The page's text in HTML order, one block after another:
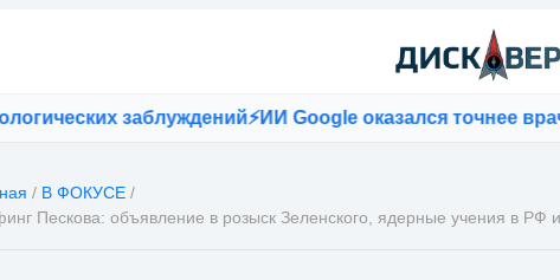
заблуждений⚡ИИ Google оказался точнее врачей
/ В ФОКУСЕ /
Пескова: объявление в розыск Зеленского, ядерные учения в РФ